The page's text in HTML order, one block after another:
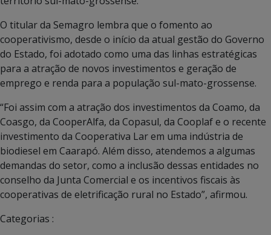
O titular da Semagro lembra que o fomento ao
cooperativismo, desde o início da atual gestão do Governo
do Estado, foi adotado como uma das linhas estratégicas
para a atração de novos investimentos e geração de
emprego e renda para a população sul-mato-grossense.
“Foi assim com a atração dos investimentos da Coamo, da
Coasgo, da CooperAlfa, da Copasul, da Cooplaf e o recente
investimento da Cooperativa Lar em uma indústria de
biodiesel em Caarapó. Além disso, atendemos a algumas
demandas do setor, como a inclusão dessas entidades no
conselho da Junta Comercial e os incentivos fiscais às
cooperativas de eletrificação rural no Estado”, afirmou.
Categorias :